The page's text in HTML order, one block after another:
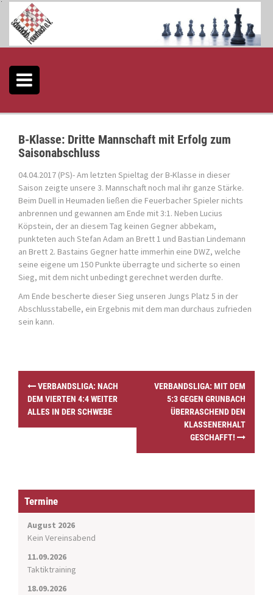
S
B-Klasse: Dritte Mannschaft mit Erfolg zum
Saisonabschluss
04.04.2017 (PS)- Am letzten Spieltag der B-Klasse in dieser
Saison zeigte unsere 3. Mannschaft noch mal ihr ganze Stärke.
Beim Duell in Heumaden ließen die Feuerbacher Spieler nichts
anbrennen und gewannen am Ende mit 3:1. Neben Lucius
Köpstein, der an diesem Tag keinen Gegner abbekam,
punkteten auch Stefan Adam an Brett 1 und Bastian Lindemann
an Brett 2. Bastains Gegner hatte immerhin eine DWZ, welche
seine eigene um 150 Punkte überragte und sicherte so einen
Sieg, mit dem nicht unbedingt gerechnet werden durfte.
Am Ende bescherte dieser Sieg unseren Jungs Platz 5 in der
Abschlusstabelle, ein Ergebnis mit dem man durchaus zufrieden
sein kann.
n
t
VERBANDSLIGA: NACH
DEM VIERTEN 4:4 WEITER
ALLES IN DER SCHWEBE
VERBANDSLIGA: MIT DEM
5:3 GEGEN GRUNBACH
ÜBERRASCHEND DEN
KLASSENERHALT
GESCHAFFT!
Termine
August 2026
Kein Vereinsabend
11.09.2026
Taktiktraining
18.09.2026